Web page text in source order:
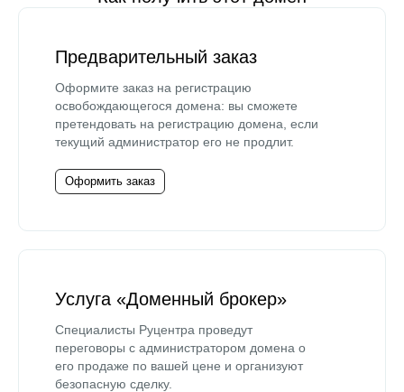
Предварительный заказ
Оформите заказ на регистрацию
освобождающегося домена: вы сможете
претендовать на регистрацию домена, если
текущий администратор его не продлит.
Оформить заказ
Услуга «Доменный брокер»
Специалисты Руцентра проведут
переговоры с администратором домена о
его продаже по вашей цене и организуют
безопасную сделку.